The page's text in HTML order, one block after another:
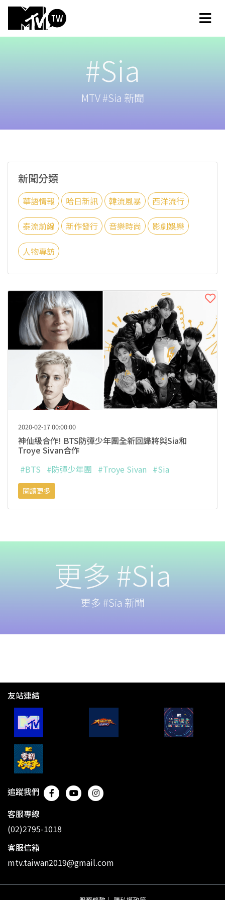
#Sia
MTV #Sia 新聞
新聞分類
華語情報 哈日新訊 韓流風暴 西洋流行
泰流前線 新作發行 音樂時尚 影劇娛樂
人物專訪
2020-02-17 00:00:00
神仙級合作! BTS防彈少年團全新回歸將與Sia和
Troye Sivan合作
#BTS #防彈少年團 #Troye Sivan #Sia
閱讀更多
更多 #Sia
更多 #Sia 新聞
友站連結
追蹤我們
客服專線
(02)2795-1018
客服信箱
mtv.taiwan2019@gmail.com